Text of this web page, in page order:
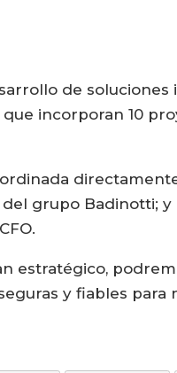
de soluciones
incorporan 10
grupo Badinotti;
estratégico,
y fiables para